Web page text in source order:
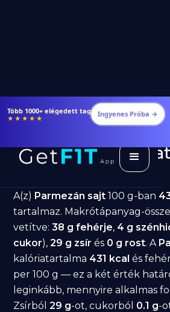
Étrendek, receptek és edzéstervek
★★★★★ Ingyenes
Parmezán sajt
választás diéta
A(z) Parmezán sajt 100 g-ban
tartalmaz. Makrótápanyag-
vetítve:38 g fehérje, 4 g
cukor),29 g zsír és 0 g rost. A
kalóriatartalma 431 kcal és
per 100 g — ez a két érték
leginkább, mennyire alkalmas
Zsírból29 g-ot, cukorból 0.1 g-